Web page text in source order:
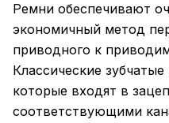
Ремни обеспечивают
экономичный метод
приводного к
Классические
которые входят в
соответствующими